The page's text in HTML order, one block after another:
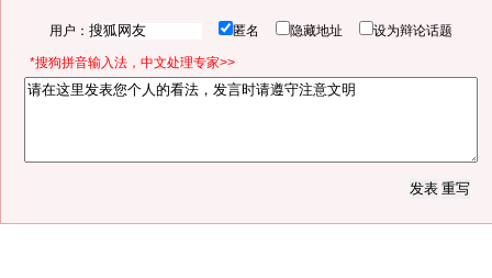
用户： 匿名 隐藏地址 设为辩论话题
*搜狗拼音输入法，中文处理专家>>